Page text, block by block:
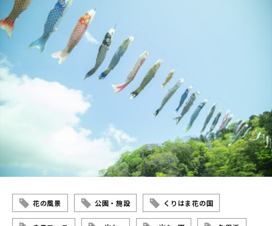
花の風景 公園・施設 くりはま花の国